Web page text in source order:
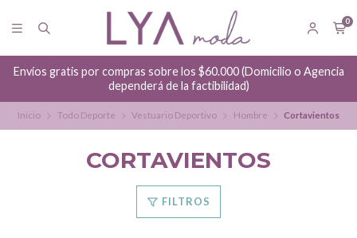
0
Envíos gratis por compras sobre los $60.000 (Domicilio o Agencia
dependerá de la factibilidad)
Inicio Todo Deporte Vestuario Deportivo Hombre Cortavientos
CORTAVIENTOS
FILTROS